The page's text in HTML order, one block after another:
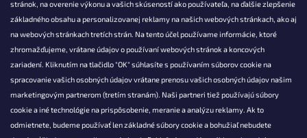
stránok, na overenie výkonu a vašich skúseností ako používateľa, na ďalšie zlepšenie
základného obsahu a personalizovanej reklamy na našich webových stránkach, ako aj
na webových stránkach tretích strán. Na tento účel používame informácie, ktoré
zhromažďujeme, vrátane údajov o používaní webových stránok a koncových
zariadení. Kliknutím na tlačidlo "OK" súhlasíte s používaním súborov cookie na
spracovanie vašich osobných údajov vrátane prenosu vašich osobných údajov našim
marketingovým partnerom (tretím stranám). Naši partneri tiež používajú súbory
cookie a iné technológie na prispôsobenie, meranie a analýzu reklamy. Ak to
odmietnete, budeme používať len základné súbory cookie a bohužiaľ nebudete
KONTAKT
info@falanzo.sk
Falanzo.sk
FalanzoSK